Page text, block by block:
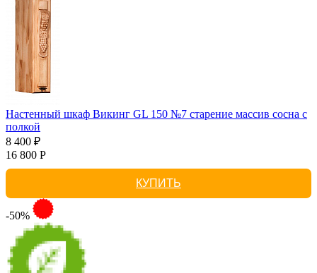
Настенный шкаф Викинг GL 150 №7 старение массив сосна с
полкой
8 400 ₽
16 800 Р
КУПИТЬ
-50%